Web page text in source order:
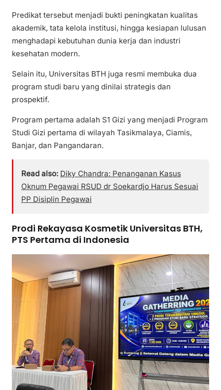
Predikat tersebut menjadi bukti peningkatan kualitas
akademik, tata kelola institusi, hingga kesiapan lulusan
menghadapi kebutuhan dunia kerja dan industri
kesehatan modern.
Selain itu, Universitas BTH juga resmi membuka dua
program studi baru yang dinilai strategis dan
prospektif.
Program pertama adalah S1 Gizi yang menjadi Program
Studi Gizi pertama di wilayah Tasikmalaya, Ciamis,
Banjar, dan Pangandaran.
Read also: Diky Chandra: Penanganan Kasus
Oknum Pegawai RSUD dr Soekardjo Harus Sesuai
PP Disiplin Pegawai
Prodi Rekayasa Kosmetik Universitas BTH,
PTS Pertama di Indonesia